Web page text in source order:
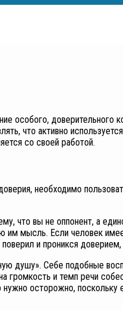
особого,
что активно
со своей работой.
необходимо
что вы не оппонент, а
им мысль. Если человек
и проникся
душу». Себе подобные
громкость и темп речи
осторожно,